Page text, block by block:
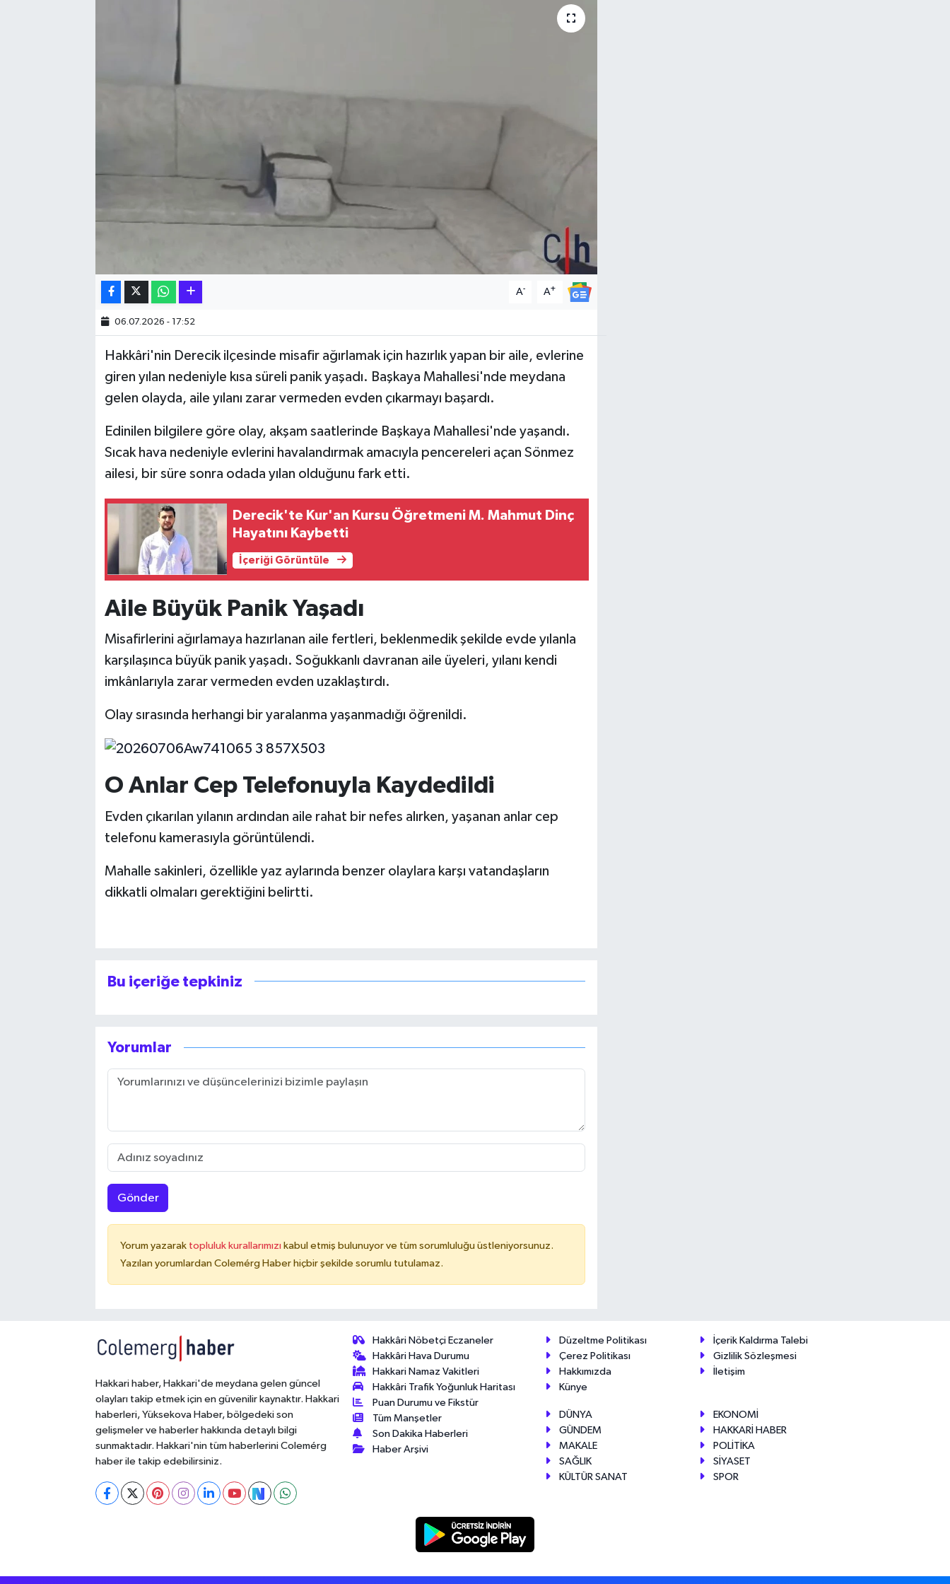
A- A+
06.07.2026 - 17:52
Hakkâri'nin Derecik ilçesinde misafir ağırlamak için hazırlık yapan bir aile, evlerine
giren yılan nedeniyle kısa süreli panik yaşadı. Başkaya Mahallesi'nde meydana
gelen olayda, aile yılanı zarar vermeden evden çıkarmayı başardı.
Edinilen bilgilere göre olay, akşam saatlerinde Başkaya Mahallesi'nde yaşandı.
Sıcak hava nedeniyle evlerini havalandırmak amacıyla pencereleri açan Sönmez
ailesi, bir süre sonra odada yılan olduğunu fark etti.
Derecik'te Kur'an Kursu Öğretmeni M. Mahmut Dinç
Hayatını Kaybetti
İçeriği Görüntüle
Aile Büyük Panik Yaşadı
Misafirlerini ağırlamaya hazırlanan aile fertleri, beklenmedik şekilde evde yılanla
karşılaşınca büyük panik yaşadı. Soğukkanlı davranan aile üyeleri, yılanı kendi
imkânlarıyla zarar vermeden evden uzaklaştırdı.
Olay sırasında herhangi bir yaralanma yaşanmadığı öğrenildi.
O Anlar Cep Telefonuyla Kaydedildi
Evden çıkarılan yılanın ardından aile rahat bir nefes alırken, yaşanan anlar cep
telefonu kamerasıyla görüntülendi.
Mahalle sakinleri, özellikle yaz aylarında benzer olaylara karşı vatandaşların
dikkatli olmaları gerektiğini belirtti.
Bu içeriğe tepkiniz
Yorumlar
Gönder
Yorum yazarak topluluk kurallarımızı kabul etmiş bulunuyor ve tüm sorumluluğu üstleniyorsunuz.
Yazılan yorumlardan Colemérg Haber hiçbir şekilde sorumlu tutulamaz.
Hakkari haber, Hakkari'de meydana gelen güncel
olayları takip etmek için en güvenilir kaynaktır. Hakkari
haberleri, Yüksekova Haber, bölgedeki son
gelişmeler ve haberler hakkında detaylı bilgi
sunmaktadır. Hakkari'nin tüm haberlerini Colemérg
haber ile takip edebilirsiniz.
Hakkâri Nöbetçi Eczaneler
Hakkâri Hava Durumu
Hakkari Namaz Vakitleri
Hakkâri Trafik Yoğunluk Haritası
Puan Durumu ve Fikstür
Tüm Manşetler
Son Dakika Haberleri
Haber Arşivi
Düzeltme Politikası
İçerik Kaldırma Talebi
Çerez Politikası
Gizlilik Sözleşmesi
Hakkımızda
İletişim
Künye
DÜNYA
EKONOMİ
GÜNDEM
HAKKARİ HABER
MAKALE
POLİTİKA
SAĞLIK
SİYASET
KÜLTÜR SANAT
SPOR